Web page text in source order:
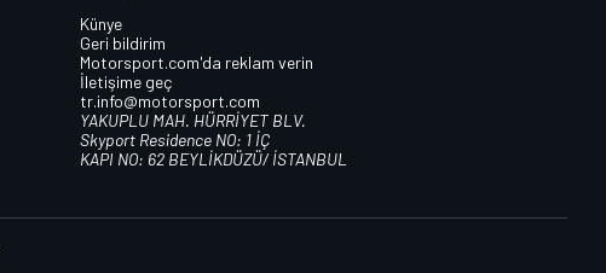
Künye
Geri bildirim
Motorsport.com'da reklam verin
İletişime geç
tr.info@motorsport.com
YAKUPLU MAH. HÜRRİYET BLV.
Skyport Residence NO: 1 İÇ
KAPI NO: 62 BEYLİKDÜZÜ/ İSTANBUL